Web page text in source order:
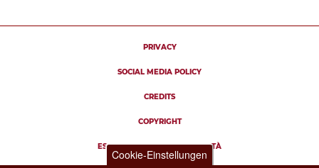
PRIVACY
SOCIAL MEDIA POLICY
CREDITS
COPYRIGHT
ESCLUSIONE DI RESPONSABILITÀ
Cookie-Einstellungen